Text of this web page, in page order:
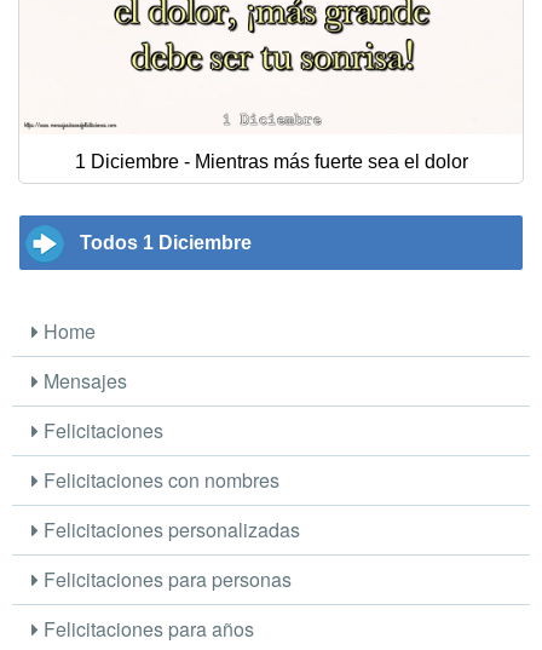
1 Diciembre - Mientras más fuerte sea el dolor
Todos 1 Diciembre
Home
Mensajes
Felicitaciones
Felicitaciones con nombres
Felicitaciones personalizadas
Felicitaciones para personas
Felicitaciones para años